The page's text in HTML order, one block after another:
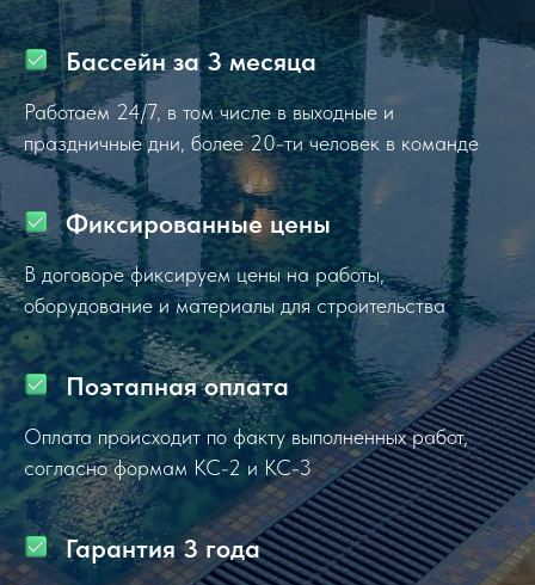
Бассейн за 3 месяца
Работаем 24/7, в том числе в выходные и
праздничные дни, более 20-ти человек в команде
Фиксированные цены
В договоре фиксируем цены на работы,
оборудование и материалы для строительства
Поэтапная оплата
Оплата происходит по факту выполненных работ,
согласно формам КС-2 и КС-3
Гарантия 3 года